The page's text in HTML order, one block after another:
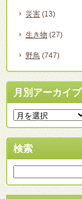
災害 (13)
生き物 (27)
野鳥 (747)
月別アーカイブ
検索